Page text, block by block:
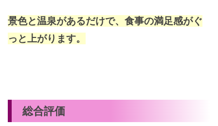
景色と温泉があるだけで、食事の満足感がぐ
っと上がります。
総合評価